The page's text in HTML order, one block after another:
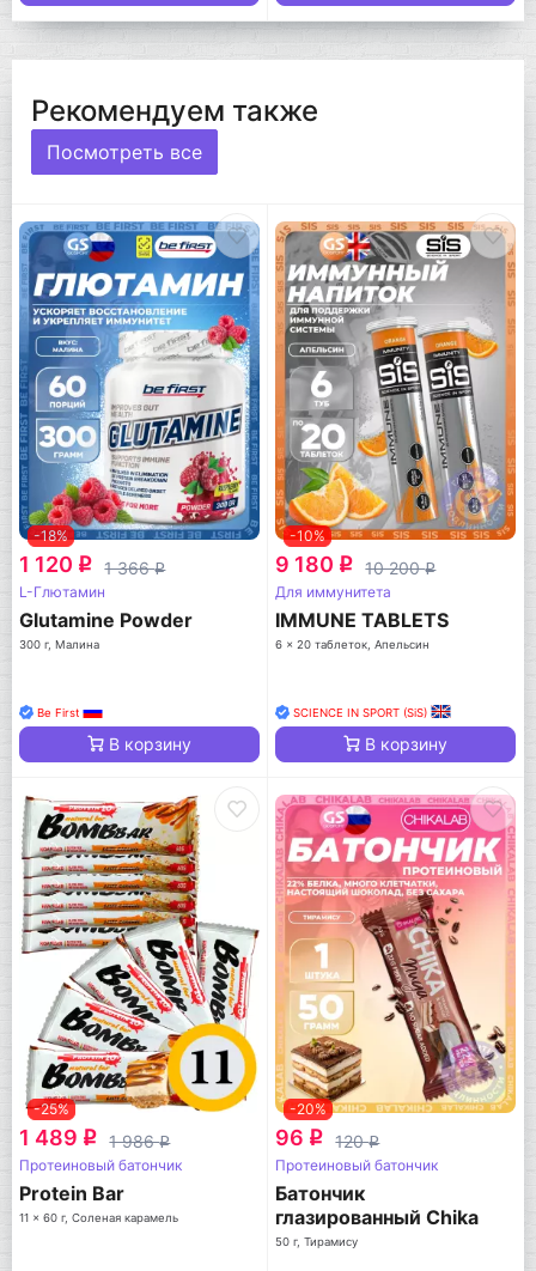
Рекомендуем также
Посмотреть все
-18%
1 120 q 1 366q
L-Глютамин
Glutamine Powder
300 г, Малина
Be First
В корзину
-10%
9 180 q 10 200q
Для иммунитета
IMMUNE TABLETS
6 x 20 таблеток, Апельсин
SCIENCE IN SPORT (SiS)
В корзину
-25%
1 489 q 1 986q
Протеиновый батончик
Protein Bar
11 x 60 г, Соленая карамель
-20%
96 q 120q
Протеиновый батончик
Батончик
глазированный Chika
nuga
50 г, Тирамису